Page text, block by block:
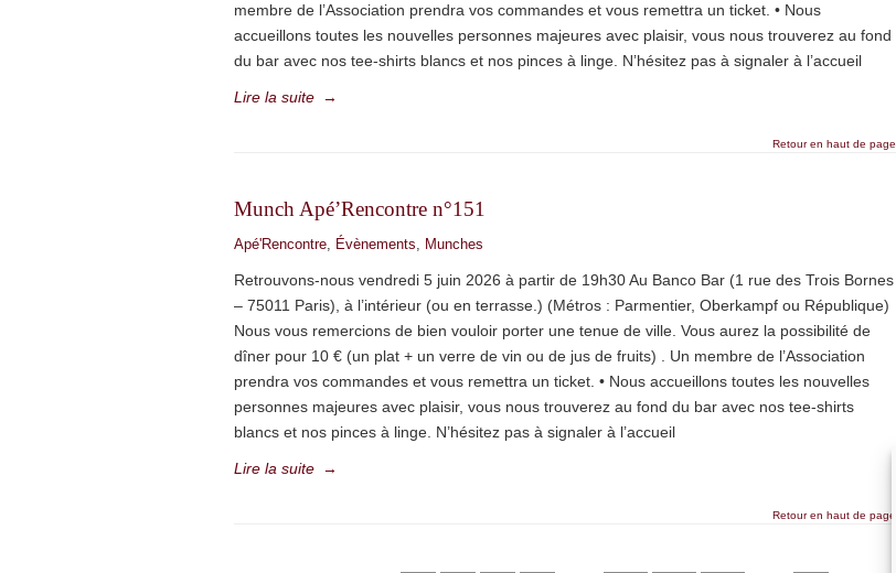
membre de l’Association prendra vos commandes et vous remettra un ticket. • Nous
accueillons toutes les nouvelles personnes majeures avec plaisir, vous nous trouverez au fond
du bar avec nos tee-shirts blancs et nos pinces à linge. N’hésitez pas à signaler à l’accueil
Lire la suite →
Retour en haut de page
Munch Apé’Rencontre n°151
Apé'Rencontre, Évènements, Munches
Retrouvons-nous vendredi 5 juin 2026 à partir de 19h30 Au Banco Bar (1 rue des Trois Bornes
– 75011 Paris), à l’intérieur (ou en terrasse.) (Métros : Parmentier, Oberkampf ou République)
Nous vous remercions de bien vouloir porter une tenue de ville. Vous aurez la possibilité de
dîner pour 10 € (un plat + un verre de vin ou de jus de fruits) . Un membre de l’Association
prendra vos commandes et vous remettra un ticket. • Nous accueillons toutes les nouvelles
personnes majeures avec plaisir, vous nous trouverez au fond du bar avec nos tee-shirts
blancs et nos pinces à linge. N’hésitez pas à signaler à l’accueil
Lire la suite →
Retour en haut de page